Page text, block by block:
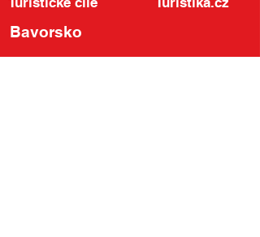
Bavorsko